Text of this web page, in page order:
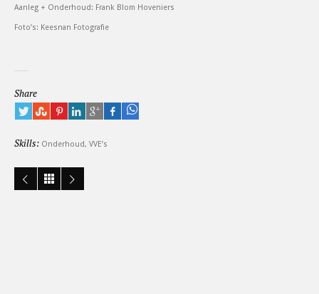
Aanleg + Onderhoud: Frank Blom Hoveniers
Foto’s: Keesnan Fotografie
Share
Skills: Onderhoud, VVE’s